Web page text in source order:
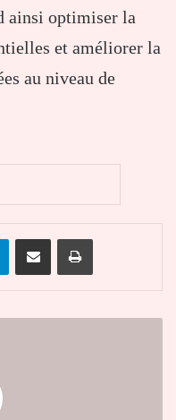
ainsi optimiser la
et améliorer la
au niveau de
TelegramPartager par email Imprimer